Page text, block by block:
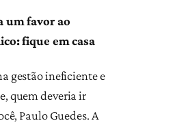
um favor ao
fique em casa
gestão ineficiente e
quem deveria ir
Paulo Guedes. A